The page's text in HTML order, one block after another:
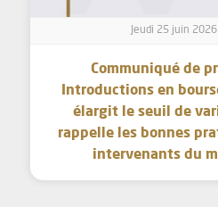
Jeudi 25 juin 2026
Communiqué de
Introductions en
élargit le seuil de
rappelle les bonnes
intervenants du